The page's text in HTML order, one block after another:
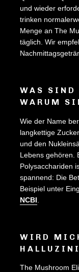
und wieder
trinken
Menge an The
täglich. Wir
WAS SIND
WARUM
Wie der Name
langkettige
und den
Lebens gehören.
Polysacchariden
spannend: Die
Beispiel unter
NCBI
WIRD
The Mushroom